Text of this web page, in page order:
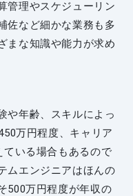
管理やスケジューリン
佐など細かな業務も多
まな知識や能力が求め
や年齢、スキルによっ
万円程度、キャリア
ている場合もあるので
ムエンジニアはほんの
500万円程度が年収の